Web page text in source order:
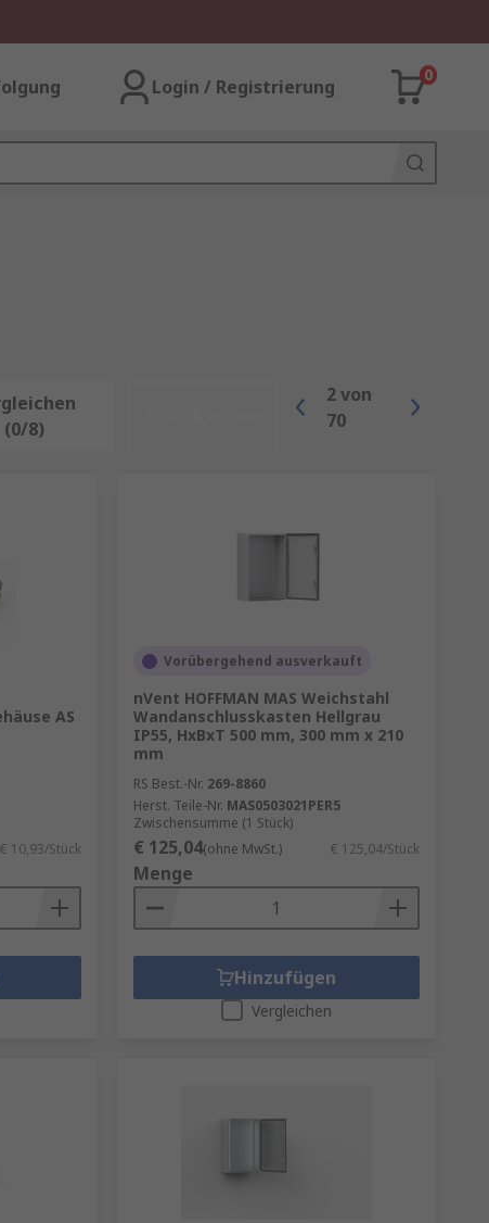
Login / Registrierung
0
(0/8)
2 von
70
AS
€ 10,93/Stück
Vorübergehend ausverkauft
nVent HOFFMAN MAS Weichstahl
Wandanschlusskasten Hellgrau
IP55, HxBxT 500 mm, 300 mm x 210
mm
RS Best.-Nr. 269-8860
Herst. Teile-Nr. MAS0503021PER5
Zwischensumme (1 Stück)
€ 125,04(ohne MwSt.) € 125,04/Stück
Menge
Hinzufügen
Vergleichen